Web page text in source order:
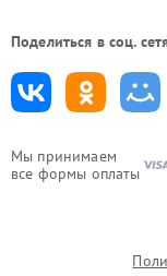
Мы принимаем
все формы оплаты
Поделиться в соц.